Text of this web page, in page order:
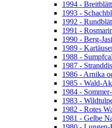
1994 -
1993 -
1992 -
1991 -
1990 - Berg-
1989 -
1988 -
1987 -
1986 - Arnika
1985 - Wald-
1984 -
1983 -
1982 - Rotes
1981 - Gelbe